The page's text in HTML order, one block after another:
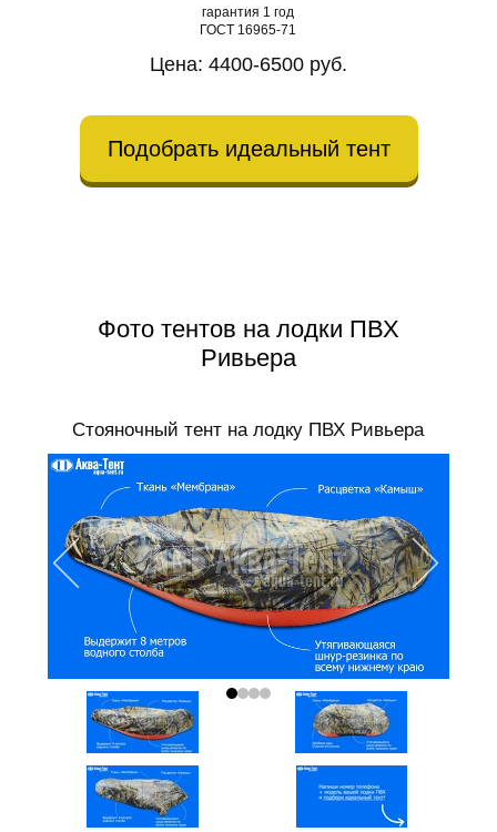
гарантия 1 год
ГОСТ 16965-71
Цена: 4400-6500 руб.
Подобрать идеальный тент
Фото тентов на лодки ПВХ
Ривьера
Стояночный тент на лодку ПВХ Ривьера